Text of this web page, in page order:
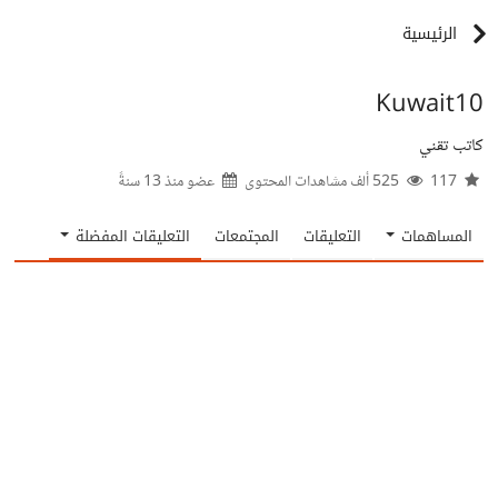
الرئيسية
Kuwait10
كاتب تقني
عضو منذ13 سنةً
المساهمات التعليقات المجتمعات التعليقات المفضلة